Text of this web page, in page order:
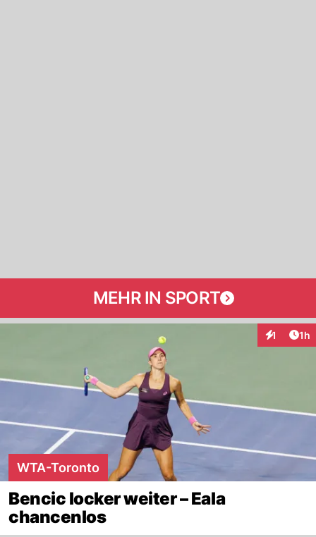
MEHR IN SPORT
1 1h
WTA-Toronto
Bencic locker weiter – Eala
chancenlos